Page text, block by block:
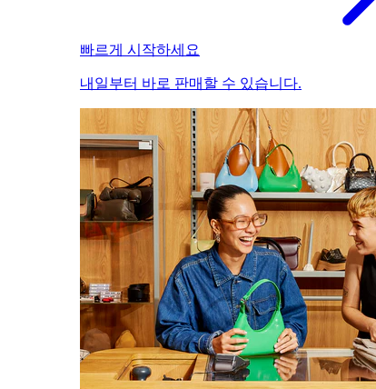
빠르게 시작하세요
내일부터 바로 판매할 수 있습니다.